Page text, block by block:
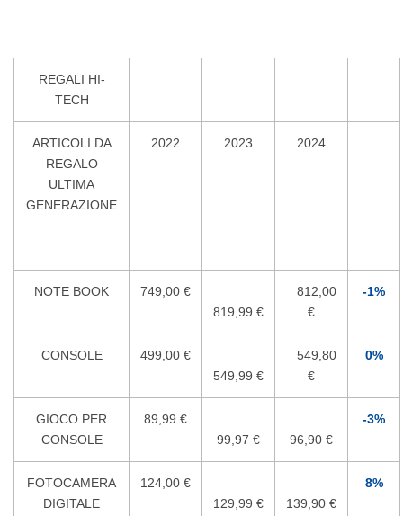
REGALI HI-
TECH
ARTICOLI DA
REGALO
ULTIMA
GENERAZIONE
2022 2023 2024
NOTE BOOK
749,00 €
819,99 €
812,00
€
-1%
CONSOLE
499,00 €
549,99 €
549,80
€
0%
GIOCO PER
CONSOLE
89,99 €
99,97 €
96,90 €
-3%
FOTOCAMERA
DIGITALE
124,00 €
129,99 €
139,90 €
8%